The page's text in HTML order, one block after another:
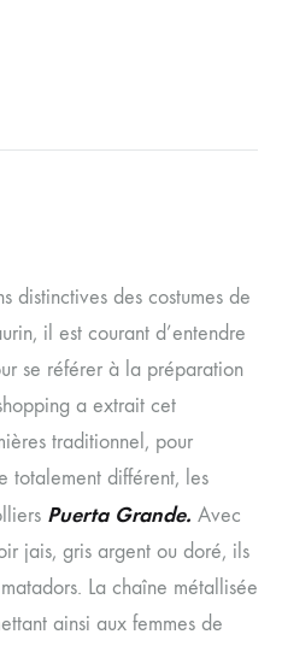
distinctives des costumes de
il est courant d’entendre
se référer à la préparation
a extrait cet
traditionnel, pour
totalement différent, les
Puerta Grande. Avec
jais, gris argent ou doré, ils
La chaîne métallisée
ainsi aux femmes de